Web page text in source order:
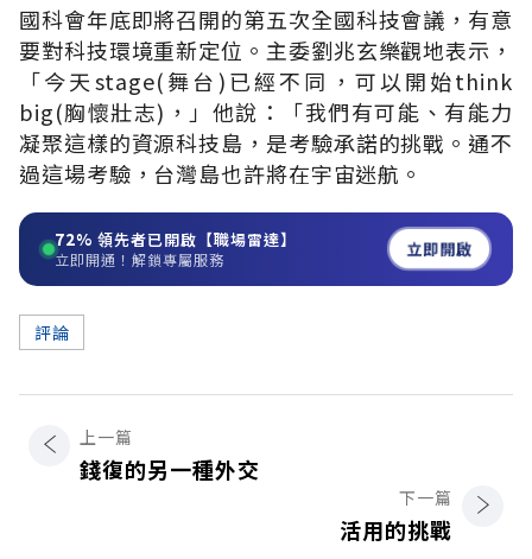
國科會年底即將召開的第五次全國科技會議，有意
要對科技環境重新定位。主委劉兆玄樂觀地表示，
「今天stage(舞台)已經不同，可以開始think
big(胸懷壯志)，」他說：「我們有可能、有能力
凝聚這樣的資源科技島，是考驗承諾的挑戰。通不
過這場考驗，台灣島也許將在宇宙迷航。
72% 領先者已開啟【職場雷達】
立即開通！解鎖專屬服務 立即開啟
評論
上一篇
錢復的另一種外交
下一篇
活用的挑戰